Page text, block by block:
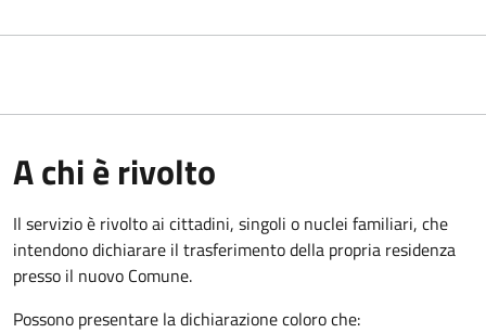
A chi è rivolto
Il servizio è rivolto ai cittadini, singoli o nuclei familiari, che
intendono dichiarare il trasferimento della propria residenza
presso il nuovo Comune.
Possono presentare la dichiarazione coloroche: